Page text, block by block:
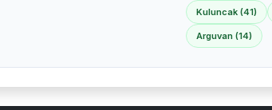
Kuluncak (41)
Arguvan (14)